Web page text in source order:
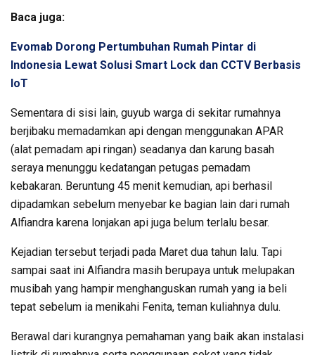
Baca juga:
Evomab Dorong Pertumbuhan Rumah Pintar di
Indonesia Lewat Solusi Smart Lock dan CCTV Berbasis
IoT
Sementara di sisi lain, guyub warga di sekitar rumahnya
berjibaku memadamkan api dengan menggunakan APAR
(alat pemadam api ringan) seadanya dan karung basah
seraya menunggu kedatangan petugas pemadam
kebakaran. Beruntung 45 menit kemudian, api berhasil
dipadamkan sebelum menyebar ke bagian lain dari rumah
Alfiandra karena lonjakan api juga belum terlalu besar.
Kejadian tersebut terjadi pada Maret dua tahun lalu. Tapi
sampai saat ini Alfiandra masih berupaya untuk melupakan
musibah yang hampir menghanguskan rumah yang ia beli
tepat sebelum ia menikahi Fenita, teman kuliahnya dulu.
Berawal dari kurangnya pemahaman yang baik akan instalasi